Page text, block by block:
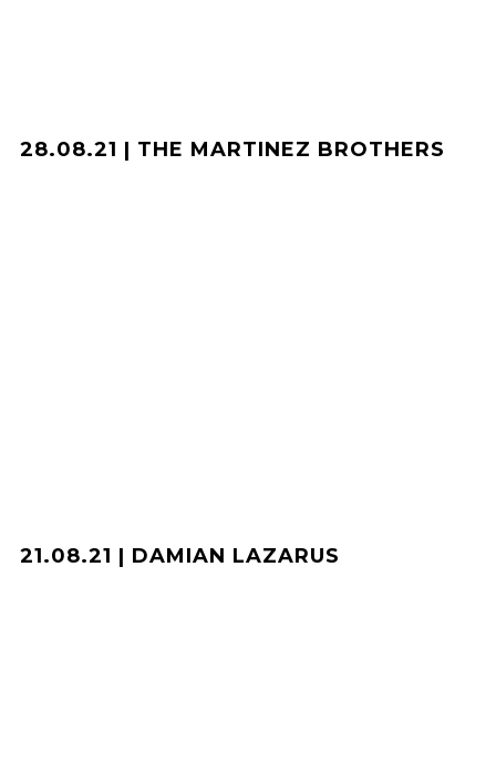
28.08.21 | THE MARTINEZ BROTHERS
21.08.21 | DAMIAN LAZARUS